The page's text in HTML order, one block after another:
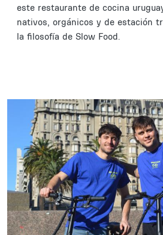
este restaurante de cocina
nativos, orgánicos y de estación
la filosofía de Slow Food.